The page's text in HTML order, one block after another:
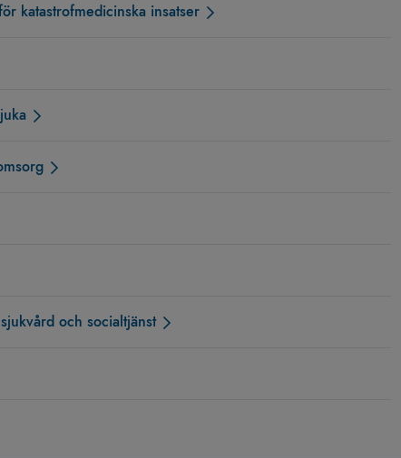
katastrofmedicinska insatser
och socialtjänst